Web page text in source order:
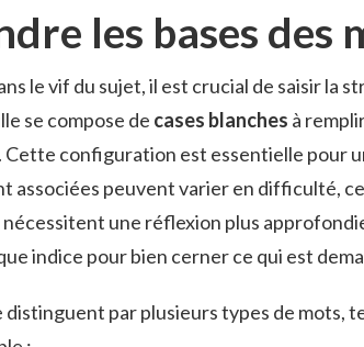
les bases des
le vif du sujet, il est crucial de saisir la
se compose de cases blanches à
Cette configuration est essentielle pour
associées peuvent varier en difficulté,
nécessitent une réflexion plus
indice pour bien cerner ce qui est
distinguent par plusieurs types de mots,